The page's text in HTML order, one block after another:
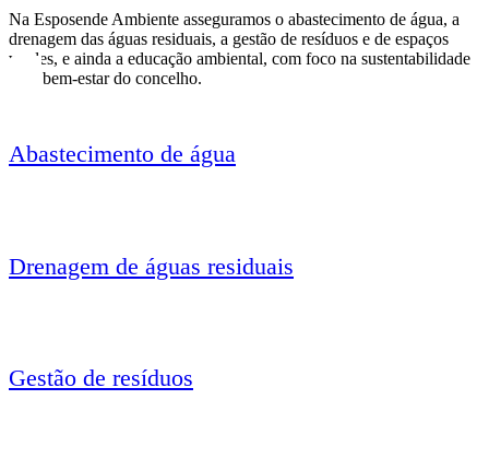
Na Esposende Ambiente asseguramos o abastecimento de água, a
drenagem das águas residuais, a gestão de resíduos e de espaços
verdes, e ainda a educação ambiental, com foco na sustentabilidade
e no bem-estar do concelho.
Abastecimento de água
Drenagem de águas residuais
Gestão de resíduos